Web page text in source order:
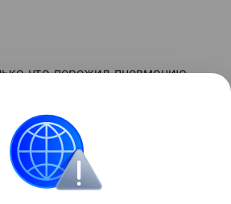
что пережил пневмонию,
высокий риск», —